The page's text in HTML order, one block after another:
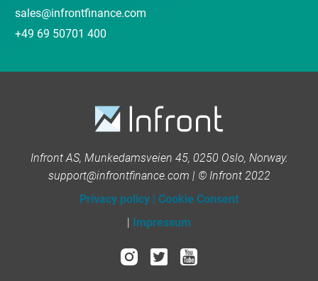
sales@infrontfinance.com
+49 69 50701 400
Infront AS, Munkedamsveien 45, 0250 Oslo, Norway.
support@infrontfinance.com | © Infront 2022
Privacy policy | Cookie Consent
| Impressum